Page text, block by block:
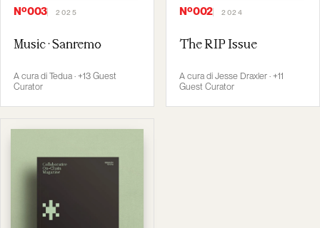
Nº003 2025
Music · Sanremo
A cura di Tedua · +13 Guest
Curator
Nº002 2024
The RIP Issue
A cura di Jesse Draxler · +11
Guest Curator